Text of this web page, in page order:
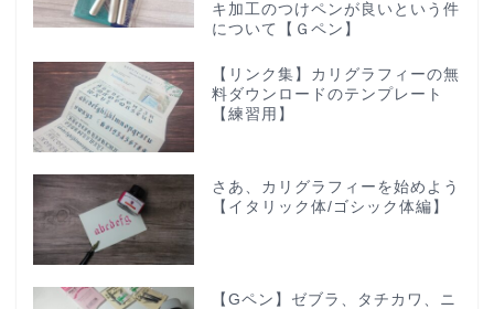
キ加工のつけペンが良いという件
について【Ｇペン】
【リンク集】カリグラフィーの無
料ダウンロードのテンプレート
【練習用】
さあ、カリグラフィーを始めよう
【イタリック体/ゴシック体編】
【Gペン】ゼブラ、タチカワ、ニ